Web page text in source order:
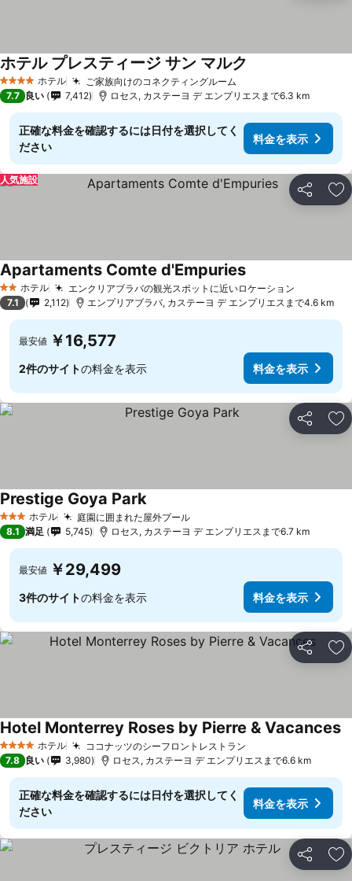
4 ホテルのランク
ホテル ご家族向けのコネクティングルーム
ホテル プレスティージ サン マルク
7.7 良い 7,412 ロセス, カステーヨ デ エンプリエスまで6.3 km
正確な料金を確認するには日付を選択してく
ださい
料金を表示
シェア お
人気施設
2 ホテルのランク
ホテル エンクリアブラバの観光スポットに近いロケーション
Apartaments Comte d'Empuries
7.1 2,112 エンプリアブラバ, カステーヨ デ エンプリエスまで4.6 km
最安値 ￥16,577
2件のサイトの料金を表示 料金を表示
シェア お
3 ホテルのランク
ホテル 庭園に囲まれた屋外プール
Prestige Goya Park
8.1 満足 5,745 ロセス, カステーヨ デ エンプリエスまで6.7 km
最安値 ￥29,499
3件のサイトの料金を表示 料金を表示
シェア お
4 ホテルのランク
ホテル ココナッツのシーフロントレストラン
Hotel Monterrey Roses by Pierre & Vacances
7.8 良い 3,980 ロセス, カステーヨ デ エンプリエスまで6.6 km
正確な料金を確認するには日付を選択してく
ださい
料金を表示
シェア お